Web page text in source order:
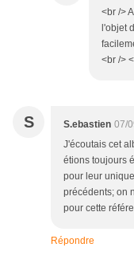
<br />
l'objet
<br />
S S.ebastien 07/
J'écoutais cet
étions toujours
pour leur
précédents; on
pour cette
Répondre